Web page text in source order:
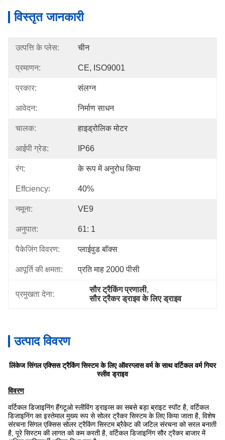
विस्तृत जानकारी
उत्पत्ति के प्लेस: चीन
प्रमाणन: CE, ISO9001
प्रकार: संलग्न
आवेदन: निर्माण साधन
चालक: हाइड्रोलिक मोटर
आईपी ​​ग्रेड: IP66
रंग: के रूप में अनुरोध किया
Effciency: 40%
नमूना: VE9
अनुपात: 61: 1
पैकेजिंग विवरण: प्लाईवुड बॉक्स
आपूर्ति की क्षमता: प्रति माह 2000 पीसी
प्रमुखता देना:
सौर ट्रैकिंग प्रणाली,
सौर ट्रैकर ड्राइव के लिए ड्राइव
उत्पाद विवरण
लिंकेज सिंगल एक्सिस ट्रैकिंग सिस्टम के लिए ऑवरग्लास वर्म के साथ वर्टिकल वर्म गियर
स्लीव ड्राइव
विवरण
वर्टिकल डिजाइनिंग हैंगटूओ स्लीविंग ड्राइव्स का सबसे बड़ा ब्राइट स्पॉट है, वर्टिकल
डिजाइनिंग का इस्तेमाल मुख्य रूप से सोलर ट्रैकर सिस्टम के लिए किया जाता है, विशेष
संरचना सिंगल एक्सिस सोलर ट्रैकिंग सिस्टम ब्रैकेट की जटिल संरचना को सरल बनाती
है, पूरे सिस्टम की लागत को कम करती है, वर्टिकल डिजाइनिंग सौर ट्रैकर बाजार में